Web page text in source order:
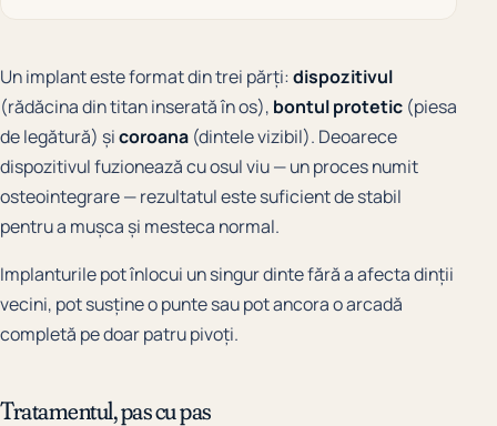
Un implant este format din trei părți:dispozitivul
(rădăcina din titan inserată în os), bontul protetic (piesa
de legătură) șicoroana (dintele vizibil). Deoarece
dispozitivul fuzionează cu osul viu — un proces numit
osteointegrare — rezultatul este suficient de stabil
pentru a mușca și mesteca normal.
Implanturile pot înlocui un singur dinte fără a afecta dinții
vecini, pot susține o punte sau pot ancora o arcadă
completă pe doar patru pivoți.
Tratamentul, pas cu pas